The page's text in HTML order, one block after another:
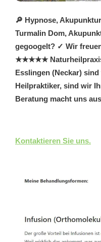
🔎 Hypnose,
Turmalin Dom,
gegoogelt? ✓ Wir
★★★★★ Naturheilpraxis
Esslingen (Neckar)
Heilpraktiker, sind wir
Beratung macht uns aus
Kontaktieren Sie uns.